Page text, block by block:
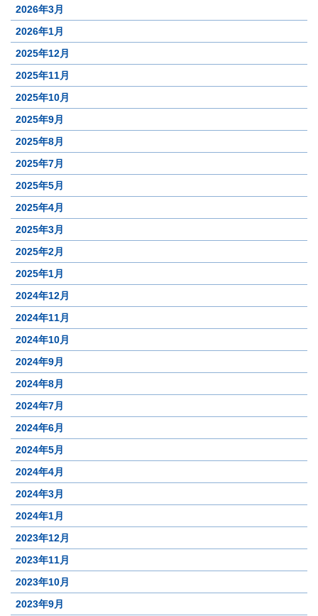
2026年3月
2026年1月
2025年12月
2025年11月
2025年10月
2025年9月
2025年8月
2025年7月
2025年5月
2025年4月
2025年3月
2025年2月
2025年1月
2024年12月
2024年11月
2024年10月
2024年9月
2024年8月
2024年7月
2024年6月
2024年5月
2024年4月
2024年3月
2024年1月
2023年12月
2023年11月
2023年10月
2023年9月